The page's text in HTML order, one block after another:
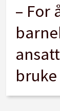
– For